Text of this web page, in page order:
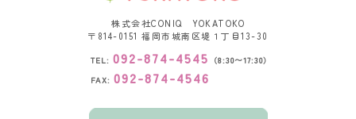
株式会社CONIQ YOKATOKO
〒814-0151福岡市城南区堤１丁目13-30
TEL: 092-874-4545 （8:30〜17:30）
FAX: 092-874-4546